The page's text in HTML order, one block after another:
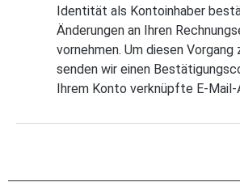
Identität als Kontoinhaber
Änderungen an Ihren
vornehmen. Um diesen Vorgang
senden wir einen
Ihrem Konto verknüpfte E-Mail-